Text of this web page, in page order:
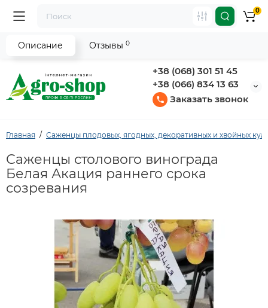
+38 (068) 301 51 45
+38 (066) 834 13 63
Заказать звонок
0
Главная Саженцы плодовых, ягодных, декоративных и хвойных
Саженцы столового винограда
Белая Акация раннего срока
созревания
Описание Отзывы 0